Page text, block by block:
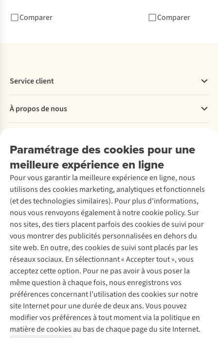
Comparer Comparer
Paramétrage des cookies pour une
meilleure expérience en ligne
Pour vous garantir la meilleure expérience en ligne, nous
utilisons des cookies marketing, analytiques et fonctionnels
(et des technologies similaires). Pour plus d'informations,
nous vous renvoyons également à notre cookie policy. Sur
nos sites, des tiers placent parfois des cookies de suivi pour
vous montrer des publicités personnalisées en dehors du
site web. En outre, des cookies de suivi sont placés par les
réseaux sociaux. En sélectionnant « Accepter tout », vous
acceptez cette option. Pour ne pas avoir à vous poser la
même question à chaque fois, nous enregistrons vos
préférences concernant l’utilisation des cookies sur notre
site Internet pour une durée de deux ans. Vous pouvez
modifier vos préférences à tout moment via la politique en
matière de cookies au bas de chaque page du site Internet.
Service client
Commander
Payer
Retourner
Rétractation d'une commande
Entretien & réparations
Garantie
Contactez-nous
À propos de nous
Entreprise responsable
À propos d’Ayacucho
Nos magasins
À propos d’A.S.Adventure
Déclaration d'accessibilité
Location / Location sports d’hiver
Seconde-main
Entretien de ski
Service de lavage
Entretien de chaussures
Réparation de chaussures
Réparation de vêtements
Retouches
Pour les entreprises
Découvrez
A.S.Magazine
Explore Camp
Expertise & conseils
Abonnez-vous à la newsletter
Suivez-nous
Mentions légales
Politique de confidentialité